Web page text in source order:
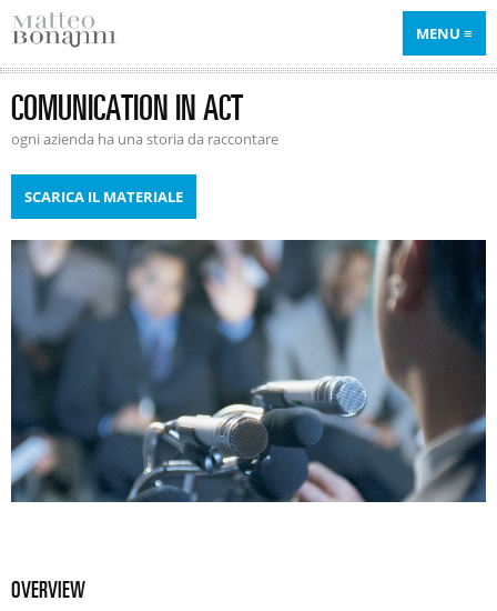
MENU
COMUNICATION IN ACT
ogni azienda ha una storia da raccontare
SCARICA IL MATERIALE
OVERVIEW